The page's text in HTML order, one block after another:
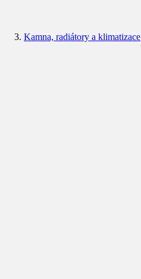
Kamna, radiátory a klimatizace